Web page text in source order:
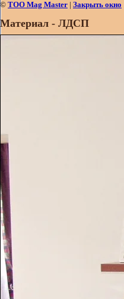
© ТОО Mag Master | Закрыть окно
Материал - ЛДСП